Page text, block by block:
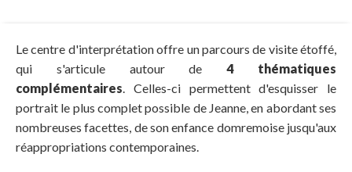
Le centre d'interprétation offre un parcours de visite étoffé,
qui s'articule autour de4 thématiques
complémentaires . Celles-ci permettent d'esquisser le
portrait le plus complet possible de Jeanne, en abordant ses
nombreuses facettes, de son enfance domremoise jusqu'aux
réappropriations contemporaines.